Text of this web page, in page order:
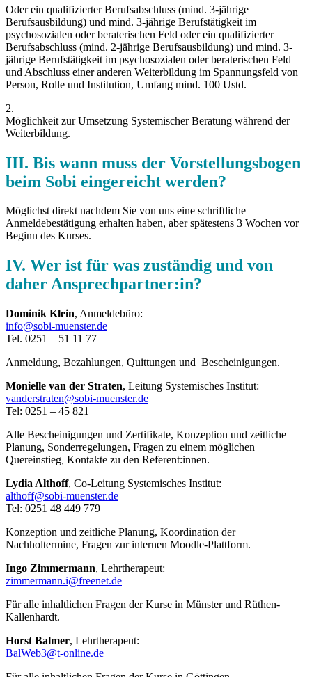
Oder ein qualifizierter Berufsabschluss (mind. 3-jährige
Berufsausbildung) und mind. 3-jährige Berufstätigkeit im
psychosozialen oder beraterischen Feld oder ein qualifizierter
Berufsabschluss (mind. 2-jährige Berufsausbildung) und mind. 3-
jährige Berufstätigkeit im psychosozialen oder beraterischen Feld
und Abschluss einer anderen Weiterbildung im Spannungsfeld von
Person, Rolle und Institution, Umfang mind. 100 Ustd.
2.
Möglichkeit zur Umsetzung Systemischer Beratung während der
Weiterbildung.
III. Bis wann muss der Vorstellungsbogen
beim Sobi eingereicht werden?
Möglichst direkt nachdem Sie von uns eine schriftliche
Anmeldebestätigung erhalten haben, aber spätestens 3 Wochen vor
Beginn des Kurses.
IV. Wer ist für was zuständig und von
daher Ansprechpartner:in?
Dominik Klein, Anmeldebüro:
info@sobi-muenster.de
Tel. 0251 – 51 11 77
Anmeldung, Bezahlungen, Quittungen und Bescheinigungen.
Monielle van der Straten, Leitung Systemisches Institut:
vanderstraten@sobi-muenster.de
Tel: 0251 – 45 821
Alle Bescheinigungen und Zertifikate, Konzeption und zeitliche
Planung, Sonderregelungen, Fragen zu einem möglichen
Quereinstieg Kontakte zu den Referent:innen.
Lydia Althoff, Co-Leitung Systemisches Institut:
althoff@sobi-muenster.de
Tel: 0251 48 449 779
Konzeption und zeitliche Planung, Koordination der
Nachholtermine, Fragen zur internen Moodle-Plattform.
Ingo Zimmermann, Lehrtherapeut:
zimmermann.i@freenet.de
Für alle inhaltlichen Fragen der Kurse in Münster und Rüthen-
Kallenhardt.
Horst Balmer, Lehrtherapeut:
BalWeb3@t-online.de